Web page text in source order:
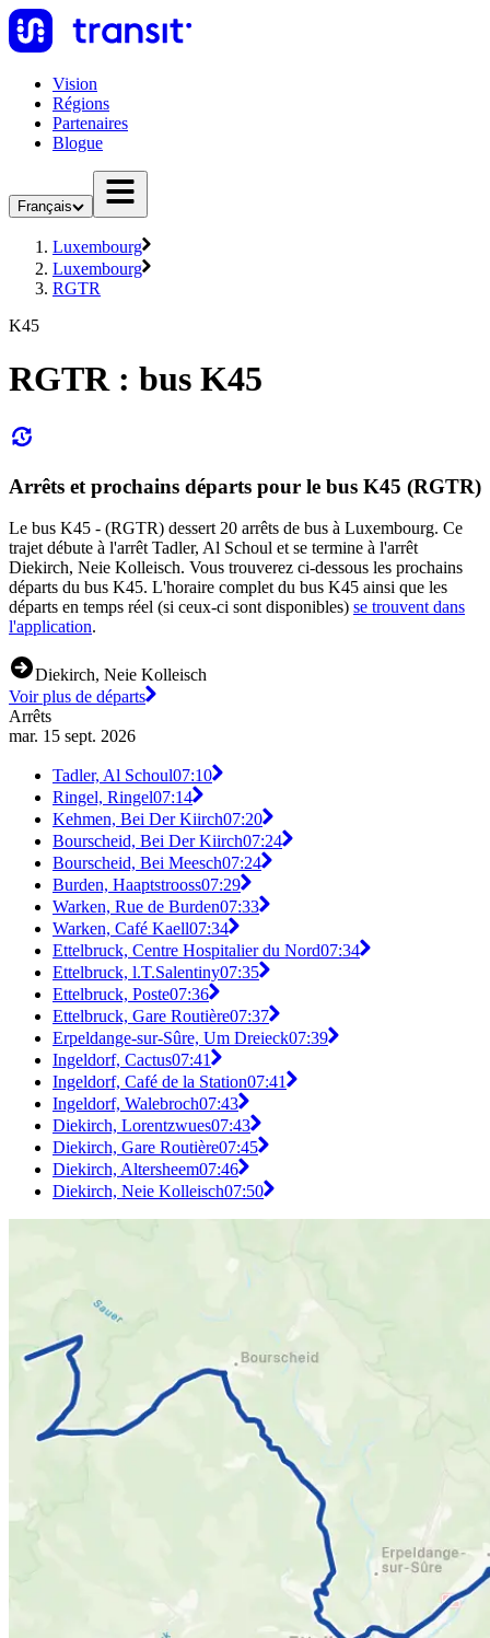
Vision
Régions
Partenaires
Blogue
Français
Luxembourg
Luxembourg
RGTR
K45
RGTR : bus K45
Arrêts et prochains départs pour le bus K45 (RGTR)
Le bus K45 - (RGTR) dessert 20 arrêts de bus à Luxembourg. Ce
trajet débute à l'arrêt Tadler, Al Schoul et se termine à l'arrêt
Diekirch, Neie Kolleisch. Vous trouverez ci-dessous les prochains
départs du bus K45. L'horaire complet du bus K45 ainsi que les
départs en temps réel (si ceux-ci sont disponibles) se trouvent dans
l'application.
Diekirch, Neie Kolleisch
Voir plus de départs
Arrêts
mar. 15 sept. 2026
Tadler, Al Schoul07:10
Ringel, Ringel07:14
Kehmen, Bei Der Kiirch07:20
Bourscheid, Bei Der Kiirch07:24
Bourscheid, Bei Meesch07:24
Burden, Haaptstrooss07:29
Warken, Rue de Burden07:33
Warken, Café Kaell07:34
Ettelbruck, Centre Hospitalier du Nord07:34
Ettelbruck, l.T.Salentiny07:35
Ettelbruck, Poste07:36
Ettelbruck, Gare Routière07:37
Erpeldange-sur-Sûre, Um Dreieck07:39
Ingeldorf, Cactus07:41
Ingeldorf, Café de la Station07:41
Ingeldorf, Walebroch07:43
Diekirch, Lorentzwues07:43
Diekirch, Gare Routière07:45
Diekirch, Altersheem07:46
Diekirch, Neie Kolleisch07:50